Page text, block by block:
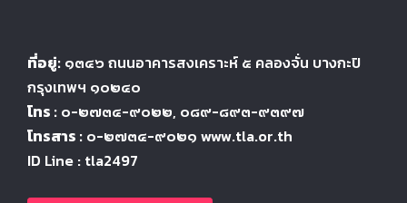
ที่อยู่: ๑๓๔๖ ถนนอาคารสงเคราะห์ ๕ คลองจั่น บางกะปิ
กรุงเทพฯ ๑๐๒๔๐
โทร : ๐-๒๗๓๔-๙๐๒๒, ๐๘๙-๘๙๓-๙๓๙๗
โทรสาร : ๐-๒๗๓๔-๙๐๒๑ www.tla.or.th
ID Line : tla2497